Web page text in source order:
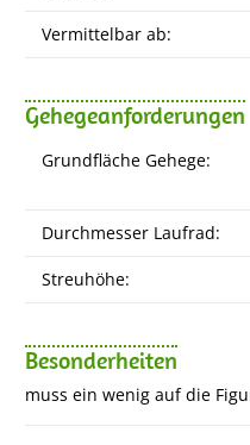
Vermittelbar ab:
Gehegeanforderungen
Grundfläche Gehege:
Durchmesser Laufrad:
Streuhöhe:
Besonderheiten
muss ein wenig auf die